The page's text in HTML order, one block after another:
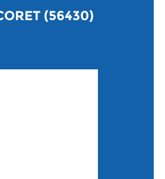
(56430)